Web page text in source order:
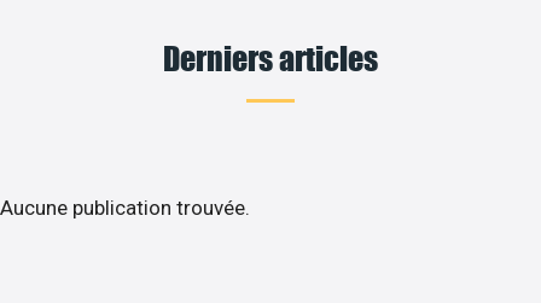
Derniers articles
Aucune publication trouvée.